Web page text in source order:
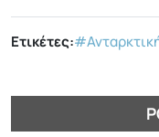
Ετικέτες: